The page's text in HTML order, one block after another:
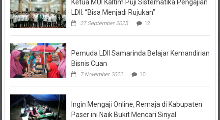
Ketua MUI Kaltim Puji Sistematika Pengajian
LDII: “Bisa Menjadi Rujukan”
27 September 2025 12
Pemuda LDII Samarinda Belajar Kemandirian
Bisnis Cuan
7 November 2022 10
Ingin Mengaji Online, Remaja di Kabupaten
Paser ini Naik Bukit Mencari Sinyal